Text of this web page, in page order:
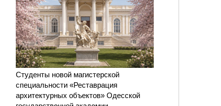
Студенты новой магистерской
специальности «Реставрация
архитектурных объектов» Одесской